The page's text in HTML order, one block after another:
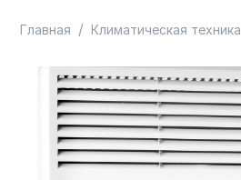
Главная / Климатическая техника